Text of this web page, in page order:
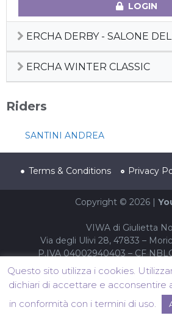
LOGIN
ERCHA DERBY - SALONE DEL
ERCHA WINTER CLASSIC
Riders
SANTINI ANDREA
Terms & Conditions Privacy
Copyright © 2026 |
VIWA di Giulietta
Via degli Ulivi 28, 47833 –
P.IVA 04002940403 – CF
Questo sito utilizza i cookies.
dichiari di accettare e acconsentire
in conformità con i termini di uso.